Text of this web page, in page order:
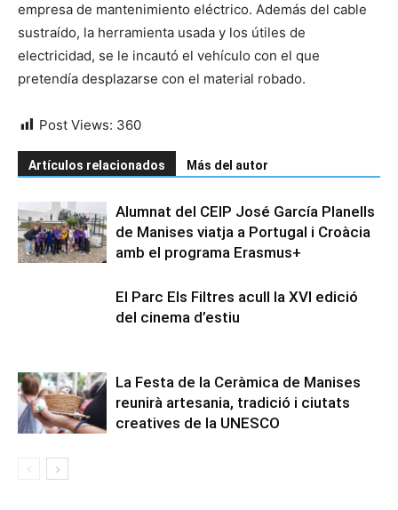
empresa de mantenimiento eléctrico. Además del cable
sustraído, la herramienta usada y los útiles de
electricidad, se le incautó el vehículo con el que
pretendía desplazarse con el material robado.
Post Views: 360
Artículos relacionados Más del autor
Alumnat del CEIP José García Planells
de Manises viatja a Portugal i Croàcia
amb el programa Erasmus+
El Parc Els Filtres acull la XVI edició
del cinema d’estiu
La Festa de la Ceràmica de Manises
reunirà artesania, tradició i ciutats
creatives de la UNESCO